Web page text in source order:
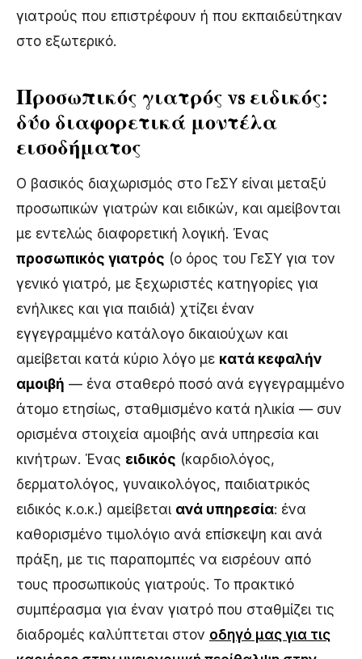
γιατρούς που επιστρέφουν ή που εκπαιδεύτηκαν
στο εξωτερικό.
Προσωπικός γιατρός vs ειδικός:
δύο διαφορετικά μοντέλα
εισοδήματος
Ο βασικός διαχωρισμός στο ΓεΣΥ είναι μεταξύ
προσωπικών γιατρών και ειδικών, και αμείβονται
με εντελώς διαφορετική λογική. Ένας
προσωπικός γιατρός (ο όρος του ΓεΣΥ για τον
γενικό γιατρό, με ξεχωριστές κατηγορίες για
ενήλικες και για παιδιά) χτίζει έναν
εγγεγραμμένο κατάλογο δικαιούχων και
αμείβεται κατά κύριο λόγο με κατά κεφαλήν
αμοιβή — ένα σταθερό ποσό ανά εγγεγραμμένο
άτομο ετησίως, σταθμισμένο κατά ηλικία — συν
ορισμένα στοιχεία αμοιβής ανά υπηρεσία και
κινήτρων. Ένας ειδικός (καρδιολόγος,
δερματολόγος, γυναικολόγος, παιδιατρικός
ειδικός κ.ο.κ.) αμείβεται ανά υπηρεσία: ένα
καθορισμένο τιμολόγιο ανά επίσκεψη και ανά
πράξη, με τις παραπομπές να εισρέουν από
τους προσωπικούς γιατρούς. Το πρακτικό
συμπέρασμα για έναν γιατρό που σταθμίζει τις
διαδρομές καλύπτεται στον οδηγό μας για τις